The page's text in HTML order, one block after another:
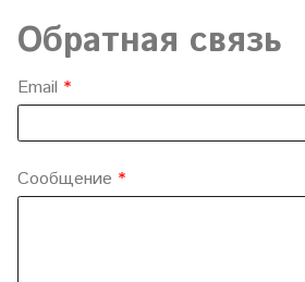
Обратная связь
Email
Сообщение